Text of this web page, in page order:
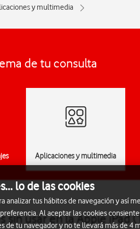
y multimedia
de tu consulta
Aplicaciones y multimedia
usar en la Apple iPad
lo de las cookies
analizar tus hábitos de navegación y así
Al aceptar las cookies
tu navegador y no te llevará más de 4